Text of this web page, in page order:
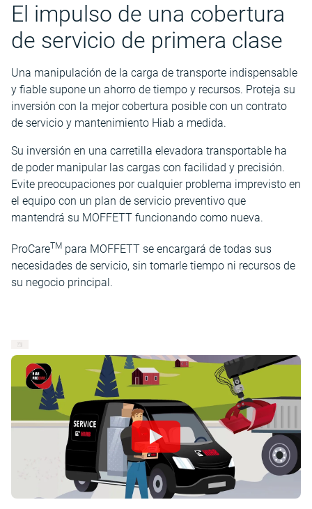
El impulso de una cobertura
de servicio de primera clase
Una manipulación de la carga de transporte indispensable
y fiable supone un ahorro de tiempo y recursos. Proteja su
inversión con la mejor cobertura posible con un contrato
de servicio y mantenimiento Hiab a medida.
Su inversión en una carretilla elevadora transportable ha
de poder manipular las cargas con facilidad y precisión.
Evite preocupaciones por cualquier problema imprevisto en
el equipo con un plan de servicio preventivo que
mantendrá su MOFFETT funcionando como nueva.
ProCareTM para MOFFETT se encargará de todas sus
necesidades de servicio, sin tomarle tiempo ni recursos de
su negocio principal.